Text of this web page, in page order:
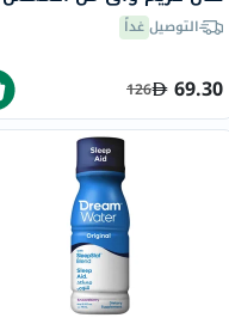
عضوي بلأرز والبروبيوتيك
التوصيلغداً
69.30
126